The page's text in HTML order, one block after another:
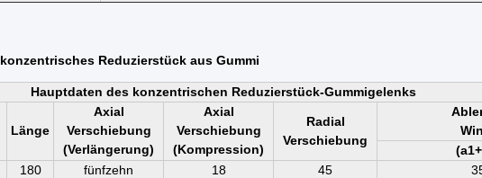
konzentrisches Reduzierstück aus Gummi
Hauptdaten des konzentrischen Reduzierstück-Gummigelenks
Länge
Axial
Verschiebung
(Verlängerung)
Axial
Verschiebung
(Kompression)
Radial
Verschiebung
180 fünfzehn 18 45